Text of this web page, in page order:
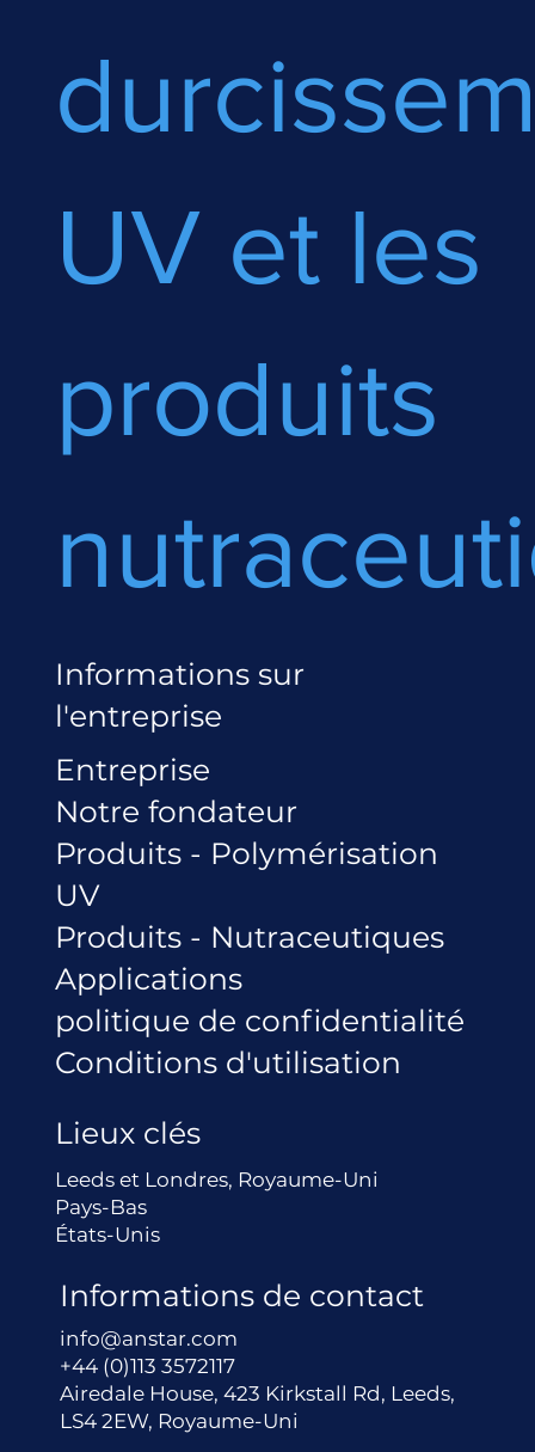
UV et les
produits
Informations sur
l'entreprise
Entreprise
Notre fondateur
Produits - Polymérisation
UV
Produits - Nutraceutiques
Applications
politique de confidentialité
Conditions d'utilisation
Lieux clés
Leeds et Londres, Royaume-Uni
Pays-Bas
États-Unis
Informations de contact
info@anstar.com
+44 (0)113 3572117
Airedale House, 423 Kirkstall Rd, Leeds,
LS4 2EW, Royaume-Uni